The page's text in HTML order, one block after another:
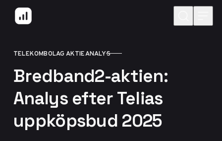
Hoppa till innehåll
KATEGORI
TELEKOMBOLAG AKTIEANALYS
Bredband2-aktien:
Analys efter Telias
uppköpsbud 2025